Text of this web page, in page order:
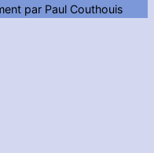
par Paul Couthouis